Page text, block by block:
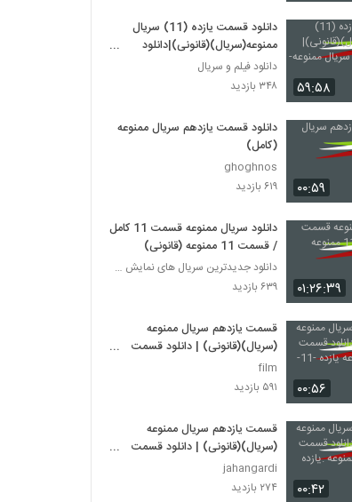
۵۹:۵۸
دانلود قسمت یازده (11) سریال
ممنوعه(سریال)(قانونی)|دانلود
قسمت یازده سریال ممنوعه- 11-HD
دانلود فیلم و سریال
۳۴۸ بازدید
۰۰:۵۹
دانلود قسمت یازدهم سریال ممنوعه
(کامل)
ghoghnos
۶۱۹ بازدید
۰۱:۲۶:۳۹
دانلود سریال ممنوعه قسمت 11 کامل
/ قسمت 11 ممنوعه (قانونی)
دانلود جدیدترین سریال های نمایش خانگی
۶۳۹ بازدید
۰۰:۵۶
قسمت یازدهم سریال ممنوعه
(سریال)(قانونی) | دانلود قسمت
یازدهم سریال ممنوعه یازده -11-
film
۵۹۱ بازدید
۰۰:۴۲
قسمت یازدهم سریال ممنوعه
(سریال)(قانونی) | دانلود قسمت
یازده (11) سریال ممنوعه .یازده
jahangardi
۲۷۴ بازدید